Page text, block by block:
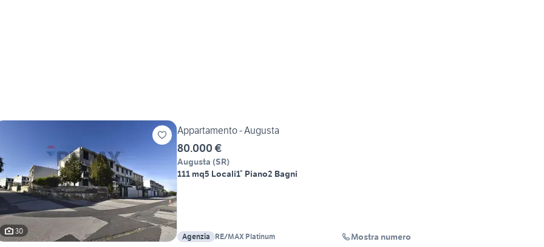
30
Appartamento - Augusta
80.000 €
Augusta (SR)
111 mq5 Locali1° Piano2 Bagni
Agenzia RE/MAX Platinum Mostra numero